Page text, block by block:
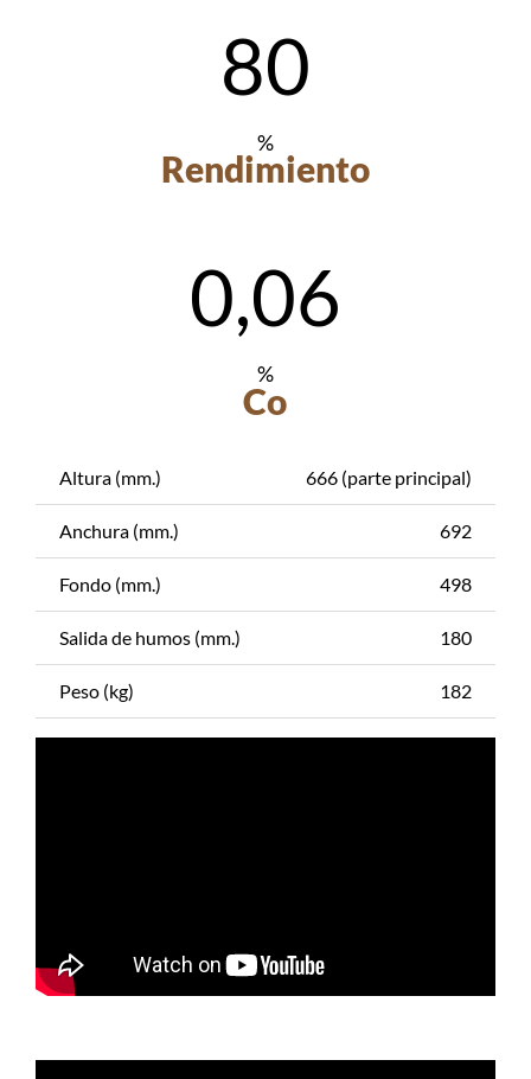
80
%
Rendimiento
0,06
%
Co
Altura (mm.) 666 (parte principal)
Anchura (mm.) 692
Fondo (mm.) 498
Salida de humos (mm.) 180
Peso (kg) 182